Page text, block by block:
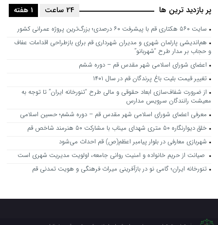
پر بازدید ترین ها 1 هفته 24 ساعت
سایت ۵۶۰ هکتاری قم با پیشرفت ۶۰ درصدی؛ بزرگ‌ترین پروژه عمرانی کشور
هم‌اندیشی پارلمان شهری و مدیران شهرداری قم برای بازطراحی اقدامات عفاف
و حجاب بر مدار طرح “شهربانو”
اعضای شورای اسلامی شهر مقدس قم – دوره ششم
تغییر قیمت بلیت باغ پرندگان قم در سال ۱۴۰۱
از ضرورت شفاف‌سازی ابعاد حقوقی و مالی طرح “تنورخانه ایران” تا توجه به
معیشت رانندگان سرویس مدارس
معرفی اعضای شورای اسلامی شهر مقدس قم – دوره ششم؛ حسین اسلامی
خلق دیوارنگاره ۵۰ متری شهدای میناب با مشارکت ۵۰ هنرمند شاخص قم
شهربازی معارفی در بلوار پیامبر اعظم(ص) قم احداث می‌شود
صیانت از حریم خانواده و امنیت روانی جامعه، اولویت مدیریت شهری است
تنورخانه ایران؛ گامی نو در بازآفرینی میراث فرهنگی و هویت تمدنی قم